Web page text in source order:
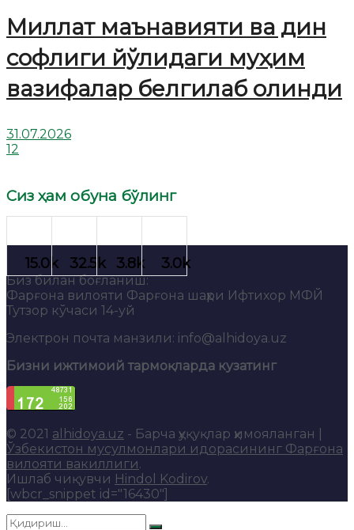
Миллат маънавияти ва дин
софлиги йўлидаги муҳим
вазифалар белгилаб олинди
31.07.2026
12
Сиз ҳам обуна бўлинг
Биз билан боғланиш:
Фарғона вилояти Фарғона шаҳри Ифтихор МФЙ
Тутзор кўчаси 14-уй
Электрон почта манзили: info@alhidoya.uz
Бизни ижтимоий тармоқларда кузатинг
© 2021 alhidoya.uz - Барча ҳуқуқлар ҳимояланган |
Ўзбекистон мусулмонлари идорасининг Фарғона
вилояти вакиллиги.
Ишлаб чиқувчи Hindol Kodirov.
[wbcr_snippet id="16430"]